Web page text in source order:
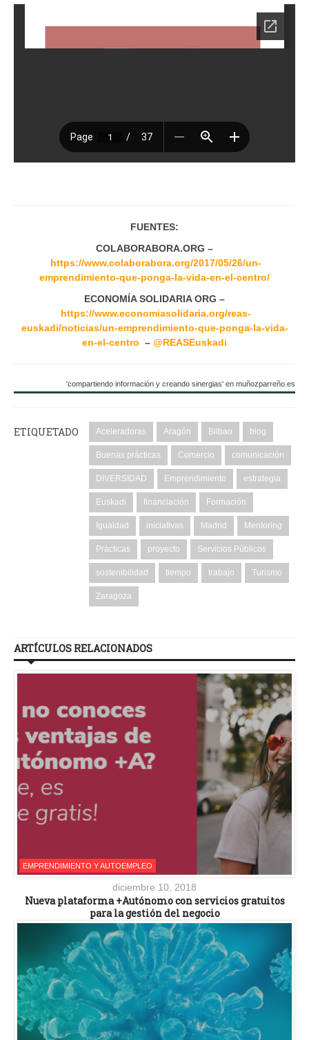
FUENTES:
COLABORABORA.ORG –
https://www.colaborabora.org/2017/05/26/un-
emprendimiento-que-ponga-la-vida-en-el-centro/
ECONOMÍA SOLIDARIA ORG –
https://www.economiasolidaria.org/reas-
euskadi/noticias/un-emprendimiento-que-ponga-la-vida-
en-el-centro – @REASEuskadi
'compartiendo información y creando sinergias' en muñozparreño.es
ETIQUETADO Aceleradoras Aragón Bilbao blog
Buenas prácticas Comercio comunicación
DIVERSIDAD Emprendimiento estrategia
Euskadi financiación Formación
Igualdad iniciativas Madrid Mentoring
Prácticas proyecto Servicios Públicos
sostenibilidad tiempo trabajo Turismo
Zaragoza
ARTÍCULOS RELACIONADOS
EMPRENDIMIENTO Y AUTOEMPLEO
diciembre 10, 2018
Nueva plataforma +Autónomo con servicios gratuitos
para la gestión del negocio